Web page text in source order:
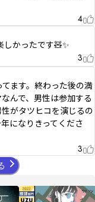
4
かったです🧸✨
3
ます。終わった後の満
んで、男性は参加する
がタツヒコを演じるの
になりきってくださ
3